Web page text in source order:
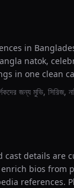
in
natok,
in one clean
জন্য মুভি,
cast details are
bios from
references.